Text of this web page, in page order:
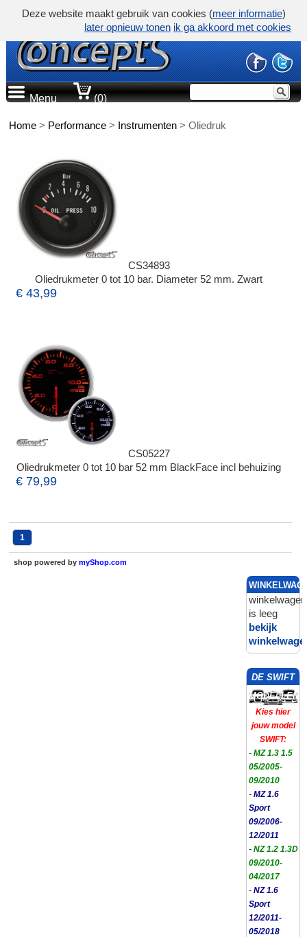
Menu (0)
Home > Performance > Instrumenten >Oliedruk
CS34893
Oliedrukmeter 0 tot 10 bar. Diameter 52 mm. Zwart
€ 43,99
CS05227
Oliedrukmeter 0 tot 10 bar 52 mm BlackFace incl behuizing
€ 79,99
1
shop powered by myShop.com
winkelwagen
is leeg
bekijk
DE SWIFT
MODELLEN
Kies hier
jouw model
SWIFT:
- MZ 1.3 1.5
05/2005-
09/2010
- MZ 1.6
Sport
09/2006-
12/2011
- NZ 1.2 1.3D
09/2010-
04/2017
- NZ 1.6
Sport
12/2011-
05/2018
Deze website maakt gebruik van cookies (meer informatie)
later opnieuw tonen ik ga akkoord met cookies